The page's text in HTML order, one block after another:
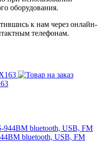
оборудования.
к нам через онлайн-
телефонам.
bluetooth, USB, FM